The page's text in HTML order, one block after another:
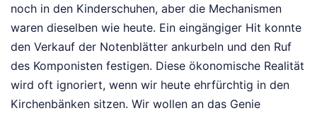
noch in den Kinderschuhen, aber die Mechanismen
waren dieselben wie heute. Ein eingängiger Hit konnte
den Verkauf der Notenblätter ankurbeln und den Ruf
des Komponisten festigen. Diese ökonomische Realität
wird oft ignoriert, wenn wir heute ehrfürchtig in den
Kirchenbänken sitzen. Wir wollen an das Genie